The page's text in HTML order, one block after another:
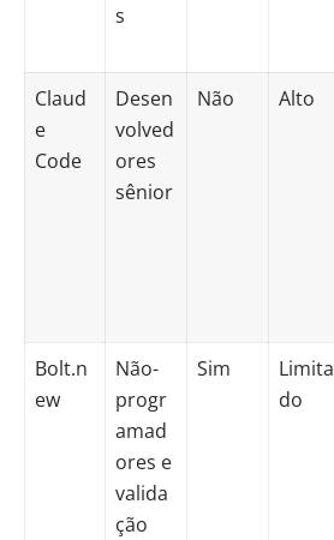
s
Claud
e
Code
Desen
volved
ores
sênior
Não Alto
Bolt.n
ew
Não-
progr
amad
ores e
valida
ção
Sim
Limita
do